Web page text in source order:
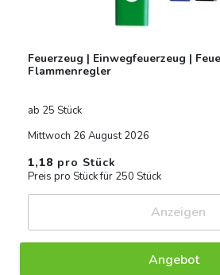
Feuerzeug | Einwegfeuerzeug |
Flammenregler
ab 25 Stück
Mittwoch 26 August 2026
1,18 pro Stück
Preis pro Stück für 250 Stück
Anzeigen
Angebot